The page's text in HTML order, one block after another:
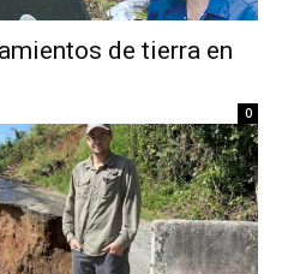
de tierra en
0